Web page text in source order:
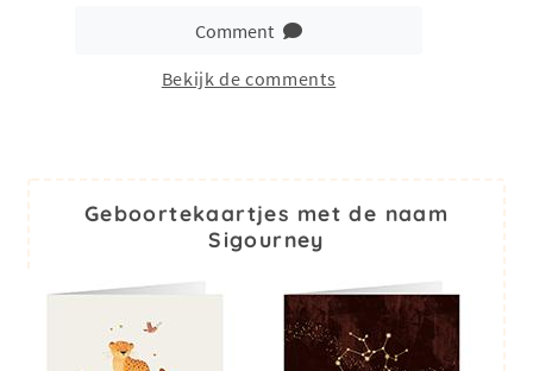
Comment
Bekijk de comments
Geboortekaartjes met de naam
Sigourney